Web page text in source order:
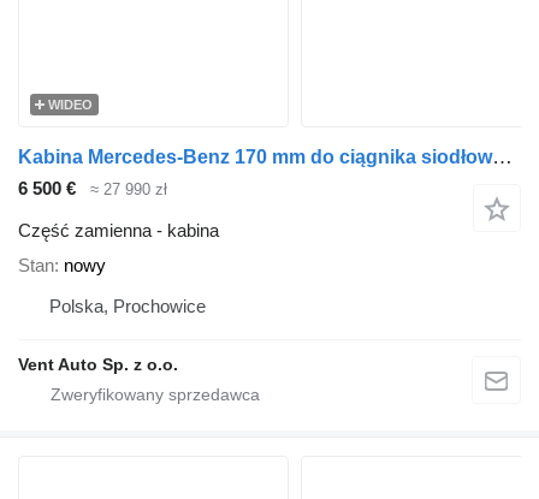
WIDEO
Kabina Mercedes-Benz 170 mm do ciągnika siodłowego Mercedes-Benz ACTROS ,ANTOS ,AROCS
6 500 € ≈ 27 990 zł
Część zamienna - kabina
Stan nowy
Polska, Prochowice
Vent Auto Sp. z o.o.